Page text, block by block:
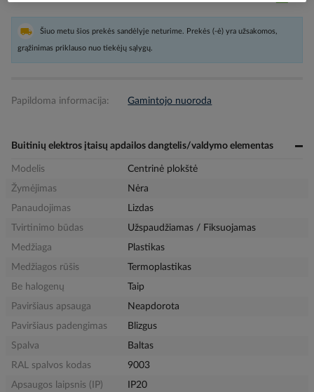
Šiuo metu šios prekės sandėlyje neturime. Prekės (-ė) yra užsakomos,
grąžinimas priklauso nuo tiekėjų sąlygų.
Papildoma informacija: Gamintojo nuoroda
Buitinių elektros įtaisų apdailos dangtelis/valdymo elementas
Modelis
Centrinė plokštė
Žymėjimas
Nėra
Panaudojimas
Lizdas
Tvirtinimo būdas
Užspaudžiamas / Fiksuojamas
Medžiaga
Plastikas
Medžiagos rūšis
Termoplastikas
Be halogenų
Taip
Paviršiaus apsauga
Neapdorota
Paviršiaus padengimas
Blizgus
Spalva
Baltas
RAL spalvos kodas
9003
Apsaugos laipsnis (IP)
IP20